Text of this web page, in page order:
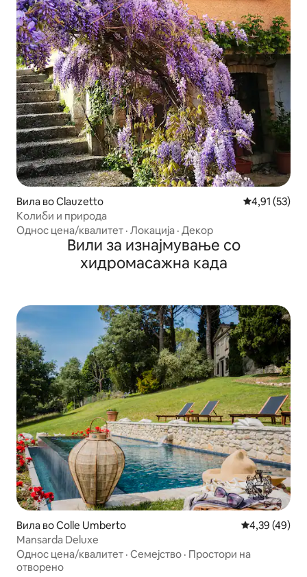
Вила во Clauzetto Просечна
4,91 (53)
Колиби и природа
Однос цена/квалитет · Локација · Декор
Вили за изнајмување со
хидромасажна када
Вила во Colle Umberto Просечна
4,39 (49)
Mansarda Deluxe
Однос цена/квалитет · Семејство · Простори на
отворено